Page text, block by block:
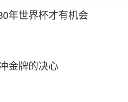
年世界杯才有机会
金牌的决心